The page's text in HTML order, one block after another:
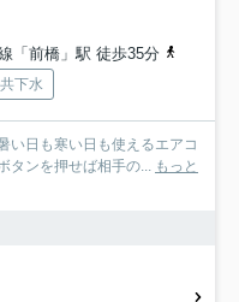
「前橋」駅 徒歩35分
下水
い日も寒い日も使えるエアコ
タンを押せば相手の...
もっと